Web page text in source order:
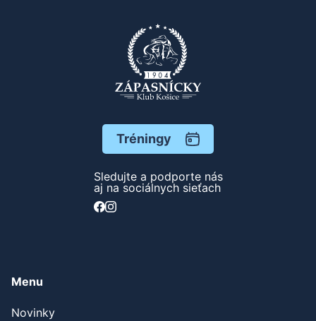
Tréningy
Sledujte a podporte nás
aj na sociálnych sieťach
Menu
Novinky